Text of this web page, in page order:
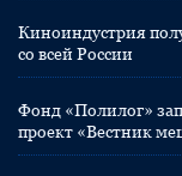
Киноиндустрия
со всей России
Фонд «Полилог»
проект «Вестник